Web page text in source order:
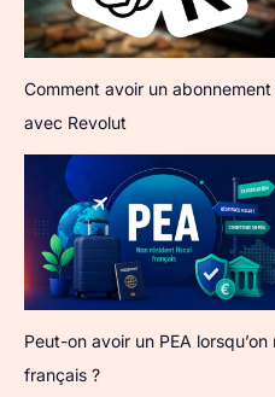
Comment avoir un
avec Revolut
Peut-on avoir un PEA
français ?